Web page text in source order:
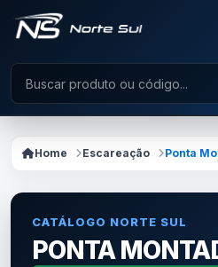
Home Escareação Ponta
CATÁLOGO NORTE SUL
PONTA